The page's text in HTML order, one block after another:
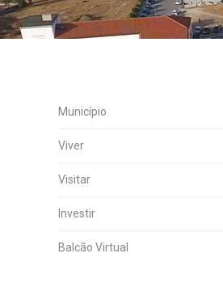
Município
Viver
Visitar
Investir
Balcão Virtual